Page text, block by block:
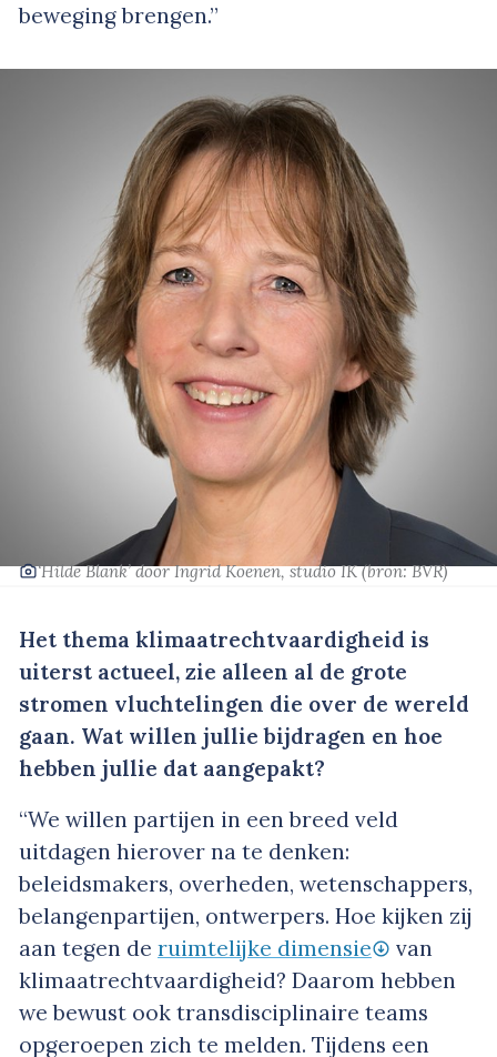
beweging brengen.”
‘Hilde Blank’door Ingrid Koenen, studio IK(bron: BVR)
Het thema klimaatrechtvaardigheid is
uiterst actueel, zie alleen al de grote
stromen vluchtelingen die over de wereld
gaan. Wat willen jullie bijdragen en hoe
hebben jullie dat aangepakt?
“We willen partijen in een breed veld
uitdagen hierover na te denken:
beleidsmakers, overheden, wetenschappers,
belangenpartijen, ontwerpers. Hoe kijken zij
aan tegen de ruimtelijke dimensie
van
klimaatrechtvaardigheid? Daarom hebben
we bewust ook transdisciplinaire teams
opgeroepen zich te melden. Tijdens een